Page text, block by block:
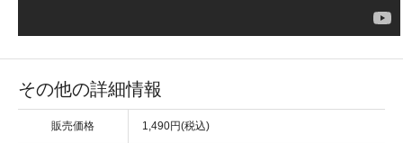
その他の詳細情報
販売価格 1,490円(税込)